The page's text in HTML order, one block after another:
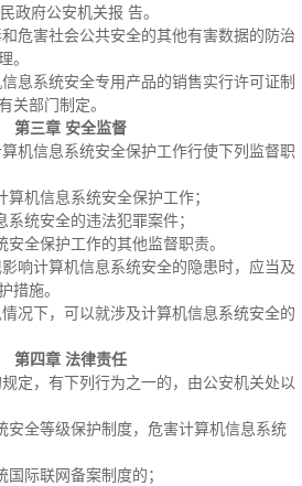
政府公安机关报 告。
危害社会公共安全的其他有害数据的防治
。
息系统安全专用产品的销售实行许可证制
关部门制定。
第三章 安全监督
机信息系统安全保护工作行使下列监督职
机信息系统安全保护工作；
统安全的违法犯罪案件；
全保护工作的其他监督职责。
响计算机信息系统安全的隐患时，应当及
措施。
况下，可以就涉及计算机信息系统安全的
第四章 法律责任
定，有下列行为之一的，由公安机关处以
安全等级保护制度，危害计算机信息系统
际联网备案制度的；